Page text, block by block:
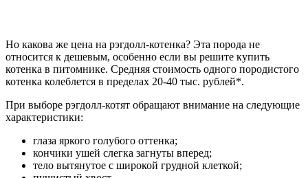
Но какова же цена на рэгдолл-котенка? Эта порода не
относится к дешевым, особенно если вы решите купить
котенка в питомнике. Средняя стоимость одного породистого
котенка колеблется в пределах 20-40 тыс. рублей*.
При выборе рэгдолл-котят обращают внимание на следующие
характеристики:
глаза яркого голубого оттенка;
кончики ушей слегка загнуты вперед;
тело вытянутое с широкой грудной клеткой;